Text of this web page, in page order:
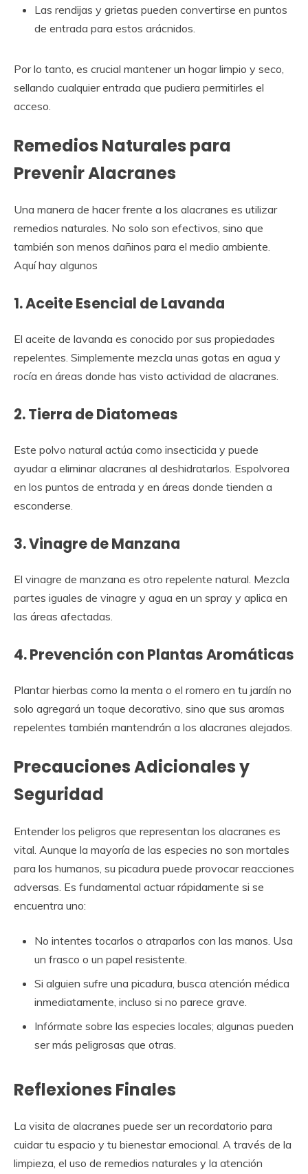
Las rendijas y grietas pueden convertirse en puntos
de entrada para estos arácnidos.
Por lo tanto, es crucial mantener un hogar limpio y seco,
sellando cualquier entrada que pudiera permitirles el
acceso.
Remedios Naturales para
Prevenir Alacranes
Una manera de hacer frente a los alacranes es utilizar
remedios naturales. No solo son efectivos, sino que
también son menos dañinos para el medio ambiente.
Aquí hay algunos
1. Aceite Esencial de Lavanda
El aceite de lavanda es conocido por sus propiedades
repelentes. Simplemente mezcla unas gotas en agua y
rocía en áreas donde has visto actividad de alacranes.
2. Tierra de Diatomeas
Este polvo natural actúa como insecticida y puede
ayudar a eliminar alacranes al deshidratarlos. Espolvorea
en los puntos de entrada y en áreas donde tienden a
esconderse.
3. Vinagre de Manzana
El vinagre de manzana es otro repelente natural. Mezcla
partes iguales de vinagre y agua en un spray y aplica en
las áreas afectadas.
4. Prevención con Plantas Aromáticas
Plantar hierbas como la menta o el romero en tu jardín no
solo agregará un toque decorativo, sino que sus aromas
repelentes también mantendrán a los alacranes alejados.
Precauciones Adicionales y
Seguridad
Entender los peligros que representan los alacranes es
vital. Aunque la mayoría de las especies no son mortales
para los humanos, su picadura puede provocar reacciones
adversas. Es fundamental actuar rápidamente si se
encuentra uno:
No intentes tocarlos o atraparlos con las manos. Usa
un frasco o un papel resistente.
Si alguien sufre una picadura, busca atención médica
inmediatamente, incluso si no parece grave.
Infórmate sobre las especies locales; algunas pueden
ser más peligrosas que otras.
Reflexiones Finales
La visita de alacranes puede ser un recordatorio para
cuidar tu espacio y tu bienestar emocional. A través de la
limpieza, el uso de remedios naturales y la atención